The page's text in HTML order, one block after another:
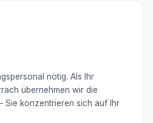
nötig. Als Ihr
übernehmen wir die
Sie konzentrieren sich auf Ihr